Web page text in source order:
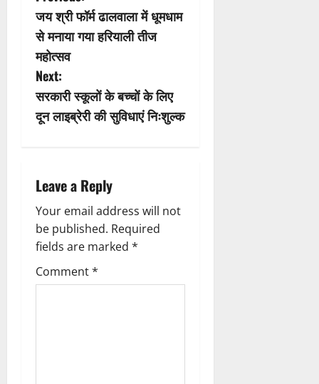
o
s
t
n
v
i
g
a
जय श्री फॉर्म ढालवाला में धूमधाम
से मनाया गया हरियाली तीज
महोत्सव
Next:
सरकारी स्कूलों के बच्चों के लिए
दून लाइब्रेरी की सुविधाएं निःशुल्क
Leave a Reply
Your email address will not
be published. Required
fields are marked *
Comment*